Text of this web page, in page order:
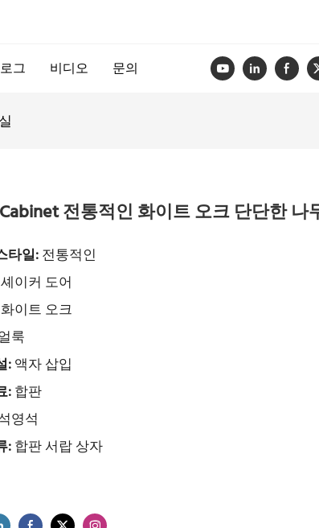
그 비디오 문의
전통적인 화이트 오크 단단한 나
타일:전통적인
셰이커 도어
화이트 오크
룩
:액자 삽입
:합판
영석
:합판 서랍 상자